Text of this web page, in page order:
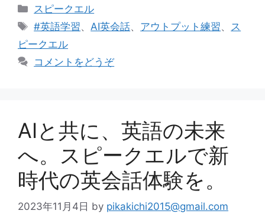
カ
テ
リ
ー
スピークエル
タ
グ
#英語学習、AI英会話、 アウトプット練習、 ス
ピークエル
コメントをどうぞ
AIと共に、英語の未来
へ。スピークエルで新
時代の英会話体験を。
2023年11月4日 by pikakichi2015@gmail.com